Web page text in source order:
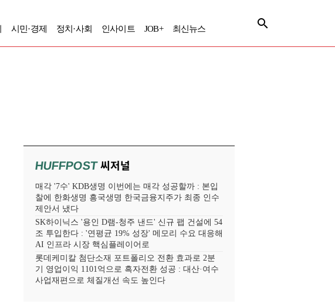
시민·경제 정치·사회 인사이트 JOB+ 최신뉴스
HUFFPOST씨저널
매각 '7수' KDB생명 이번에는 매각 성공할까 : 본입
찰에 한화생명 흥국생명 한국금융지주가 최종 인수
제안서 냈다
SK하이닉스 '용인 D램-청주 낸드' 신규 팹 건설에 54
조 투입한다 : '연평균 19% 성장' 메모리 수요 대응해
AI 인프라 시장 핵심플레이어로
롯데케미칼 첨단소재 포트폴리오 전환 효과로 2분
기 영업이익 1101억으로 흑자전환 성공 : 대산·여수
사업재편으로 체질개선 속도 높인다